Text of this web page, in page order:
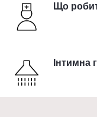
Що
Інтимна